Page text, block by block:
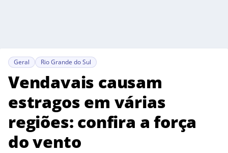
Geral Rio Grande do Sul
Vendavais causam
estragos em várias
regiões: confira a força
do vento